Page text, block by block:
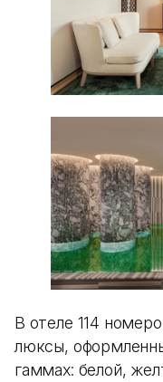
В отеле 114
люксы,
гаммах: белой,